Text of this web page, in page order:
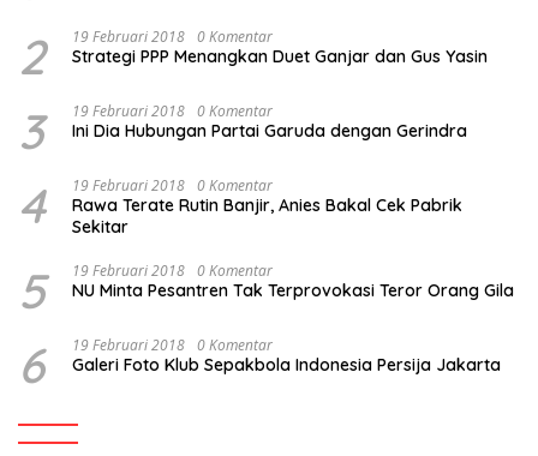
2 19 Februari 2018 0 Komentar
Strategi PPP Menangkan Duet Ganjar dan Gus Yasin
3 19 Februari 2018 0 Komentar
Ini Dia Hubungan Partai Garuda dengan Gerindra
4 19 Februari 2018 0 Komentar
Rawa Terate Rutin Banjir, Anies Bakal Cek Pabrik
Sekitar
5 19 Februari 2018 0 Komentar
NU Minta Pesantren Tak Terprovokasi Teror Orang Gila
6 19 Februari 2018 0 Komentar
Galeri Foto Klub Sepakbola Indonesia Persija Jakarta